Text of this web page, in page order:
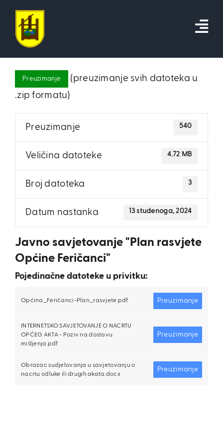
content
Preuzimanje
(preuzimanje svih datoteka u
.zip formatu)
Preuzimanje 540
Veličina datoteke 4.72 MB
Broj datoteka 3
Datum nastanka 13 studenoga, 2024
Javno savjetovanje "Plan rasvjete
Općine Feričanci"
Pojedinačne datoteke u privitku:
Općina_Feričanci-Plan_rasvjete.pdf Preuzimanje
INTERNETSKO SAVJETOVANJE O NACRTU
OPĆEG AKTA - Poziv na dostavu
mišljenja.pdf
Preuzimanje
Obrazac sudjelovanja u savjetovanju o
nacrtu odluke ili drugih akata.docx
Preuzimanje